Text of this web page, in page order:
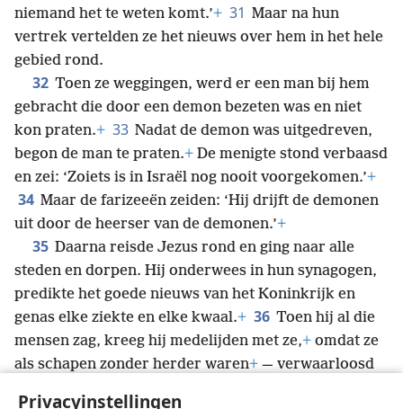
Privacyinstellingen
niemand het te weten komt.’+ 31 Maar na hun
vertrek vertelden ze het nieuws over hem in het hele
gebied rond.
32 Toen ze weggingen, werd er een man bij hem
gebracht die door een demon bezeten was en niet
kon praten.+ 33 Nadat de demon was uitgedreven,
begon de man te praten.+ De menigte stond verbaasd
en zei: ‘Zoiets is in Israël nog nooit voorgekomen.’+
34 Maar de farizeeën zeiden: ‘Hij drijft de demonen
uit door de heerser van de demonen.’+
35 Daarna reisde Jezus rond en ging naar alle
steden en dorpen. Hij onderwees in hun synagogen,
predikte het goede nieuws van het Koninkrijk en
genas elke ziekte en elke kwaal.+ 36 Toen hij al die
mensen zag, kreeg hij medelijden met ze,+ omdat ze
als schapen zonder herder waren+ — verwaarloosd